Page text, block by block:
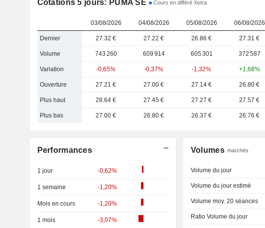
Cotations 5 jours: PUMA SE Cours en différé Xetra
03/08/2026 04/08/2026 05/08/2026 06/08/2026
Dernier 27.32 € 27.22 € 26.86 € 27.31 €
Volume 743 260 609 914 605 301 372 587
Variation -0,65% -0,37% -1,32% +1,68%
Ouverture 27.21 € 27.00 € 27.14 € 26.80 €
Plus haut 28.64 € 27.45 € 27.27 € 27.57 €
Plus bas 27.00 € 26.80 € 26.37 € 26.76 €
Performances
1 jour -0,62%
1 semaine -1,20%
Mois en cours -1,20%
1 mois -3,07%
Volumes marchés
Volume du jour
Volume du jour estimé
Volume moy. 20 séances
Ratio Volume du jour